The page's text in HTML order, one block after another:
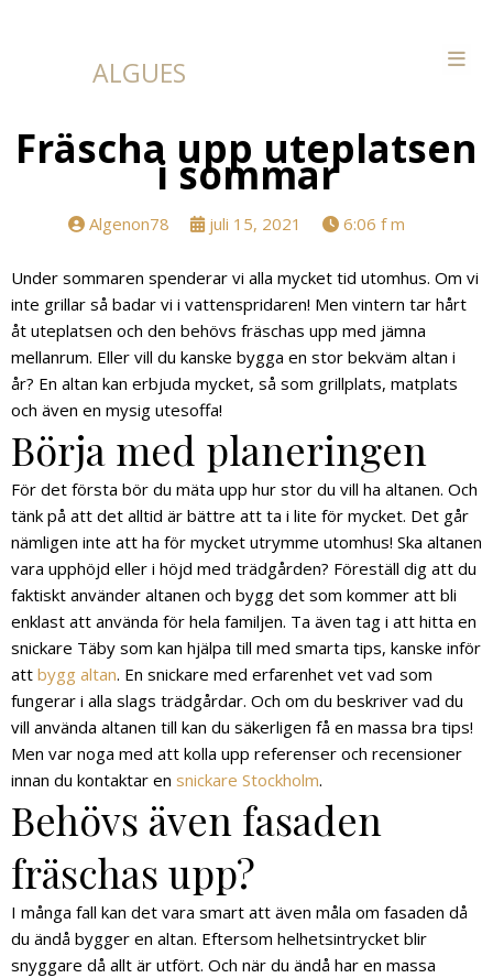
ALGUES
Fräscha upp uteplatsen
i sommar
Algenon78 juli 15, 2021 6:06 f m
Under sommaren spenderar vi alla mycket tid utomhus. Om vi
inte grillar så badar vi i vattenspridaren! Men vintern tar hårt
åt uteplatsen och den behövs fräschas upp med jämna
mellanrum. Eller vill du kanske bygga en stor bekväm altan i
år? En altan kan erbjuda mycket, så som grillplats, matplats
och även en mysig utesoffa!
Börja med planeringen
För det första bör du mäta upp hur stor du vill ha altanen. Och
tänk på att det alltid är bättre att ta i lite för mycket. Det går
nämligen inte att ha för mycket utrymme utomhus! Ska altanen
vara upphöjd eller i höjd med trädgården? Föreställ dig att du
faktiskt använder altanen och bygg det som kommer att bli
enklast att använda för hela familjen. Ta även tag i att hitta en
snickare Täby som kan hjälpa till med smarta tips, kanske inför
att bygg altan. En snickare med erfarenhet vet vad som
fungerar i alla slags trädgårdar. Och om du beskriver vad du
vill använda altanen till kan du säkerligen få en massa bra tips!
Men var noga med att kolla upp referenser och recensioner
innan du kontaktar en snickare Stockholm.
Behövs även fasaden
fräschas upp?
I många fall kan det vara smart att även måla om fasaden då
du ändå bygger en altan. Eftersom helhetsintrycket blir
snyggare då allt är utfört. Och när du ändå har en massa